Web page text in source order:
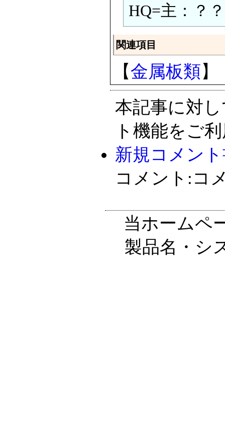
HQ=主：？
関連項目
【金属板類】
本記事に対
ト機能をご
新規コメン
コメント:コ
当ホームペ
製品名・シ